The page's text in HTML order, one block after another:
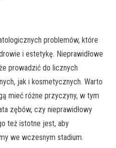
problemów, które
i estetykę. Nieprawidłowe
prowadzić do licznych
jak i kosmetycznych. Warto
mieć różne przyczyny, w tym
zębów, czy nieprawidłowy
też istotne jest, aby
we wczesnym stadium.